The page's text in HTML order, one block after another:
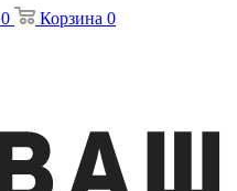
0 Корзина 0